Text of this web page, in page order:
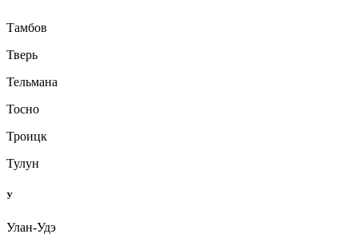
Тамбов
Тверь
Тельмана
Тосно
Троицк
Тулун
У
Улан-Удэ